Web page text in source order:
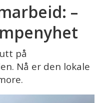
–
på
Nå er den lokale